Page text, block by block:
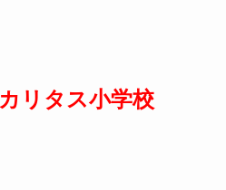
カリタス小学校